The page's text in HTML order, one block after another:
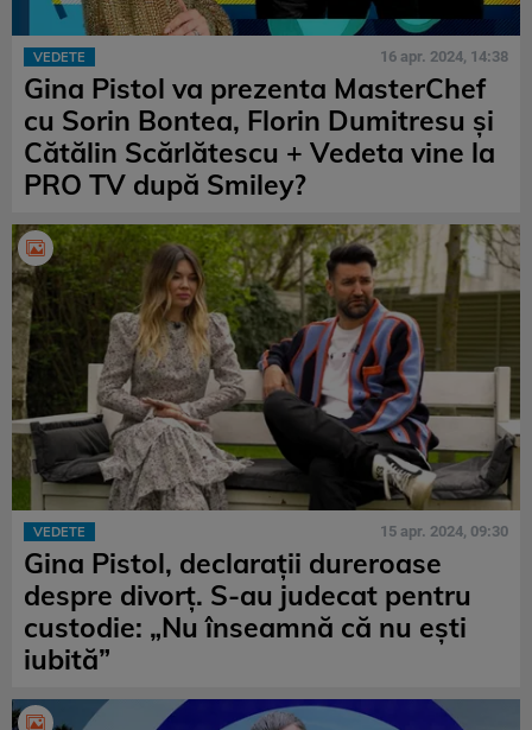
VEDETE 16 apr. 2024, 14:38
Gina Pistol va prezenta MasterChef
cu Sorin Bontea, Florin Dumitresu şi
Cătălin Scărlătescu + Vedeta vine la
PRO TV după Smiley?
VEDETE 15 apr. 2024, 09:30
Gina Pistol, declaraţii dureroase
despre divorţ. S-au judecat pentru
custodie: „Nu înseamnă că nu eşti
iubită”